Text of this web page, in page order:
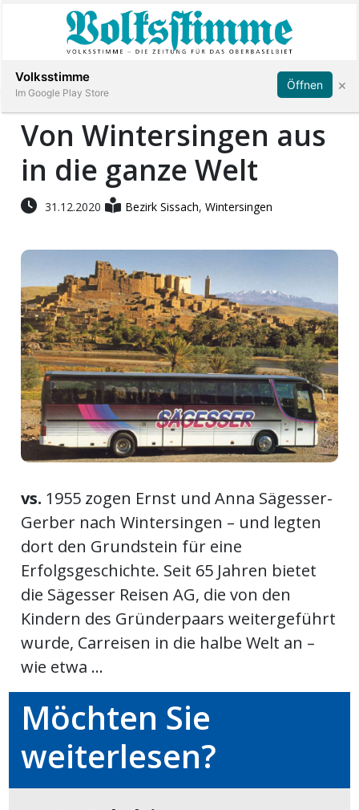
Immobilien
Veranstaltungen
Stellen
E-
Paper
App
Abonnieren Anmelden
Von Wintersingen aus
in die ganze Welt
31.12.2020 Bezirk Sissach,Wintersingen
vs. 1955 zogen Ernst und Anna Sägesser-
Gerber nach Wintersingen – und legten
dort den Grundstein für eine
Erfolgsgeschichte. Seit 65 Jahren bietet
die Sägesser Reisen AG, die von den
Kindern des Gründerpaars weitergeführt
wurde, Carreisen in die halbe Welt an –
wie etwa ...
Möchten Sie
weiterlesen?
Volksstimme
Im Google Play Store
Öffnen ×